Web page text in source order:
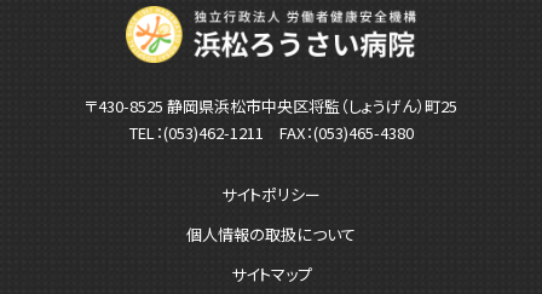
〒430-8525 静岡県浜松市中央区将監（しょうげん）町25
TEL：(053)462-1211 FAX：(053)465-4380
サイトポリシー
個人情報の取扱について
サイトマップ